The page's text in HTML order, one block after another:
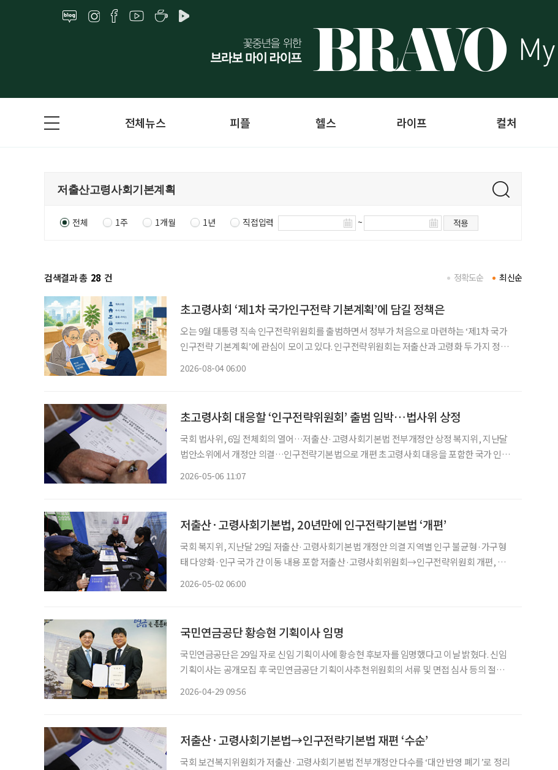
전체뉴스 피플 헬스 라이프 컬처
전체 1주 1개월 1년 직접입력 ~ 적용
검색결과 총 28 건 최신순
정확도순
초고령사회 ‘제1차 국가인구전략 기본계획’에 담길 정책은
오는 9월 대통령 직속 인구전략위원회를 출범하면서 정부가 처음으로 마련하는 ‘제1차 국가
인구전략 기본계획’에 관심이 모이고 있다. 인구전략위원회는 저출산과 고령화 두 가지 정책
2026-08-04 06:00
초고령사회 대응할 ‘인구전략위원회’ 출범 임박…법사위 상정
국회 법사위, 6일 전체회의 열어…저출산·고령사회기본법 전부개정안 상정 복지위, 지난달
법안소위에서 개정안 의결…인구전략기본법으로 개편 초고령사회 대응을 포함한 국가 인구
2026-05-06 11:07
저출산·고령사회기본법, 20년만에 인구전략기본법 ‘개편’
국회 복지위, 지난달 29일 저출산·고령사회기본법 개정안 의결 지역별 인구 불균형·가구형
태 다양화·인구 국가 간 이동 내용 포함 저출산·고령사회위원회→인구전략위원회 개편, 규
2026-05-02 06:00
국민연금공단 황승현 기획이사 임명
국민연금공단은 29일 자로 신임 기획이사에 황승현 후보자를 임명했다고 이날 밝혔다. 신임
기획이사는 공개모집 후 국민연금공단 기획이사추천위원회의 서류 및 면접 심사 등의 절차를
2026-04-29 09:56
저출산·고령사회기본법→인구전략기본법 재편 ‘수순’
국회 보건복지위원회가 저출산·고령사회기본법 전부개정안 다수를 ‘대안 반영 폐기’로 정리